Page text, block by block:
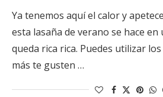
Ya tenemos aquí el calor y
esta lasaña de verano se hace
queda rica rica. Puedes utilizar
más te gusten …